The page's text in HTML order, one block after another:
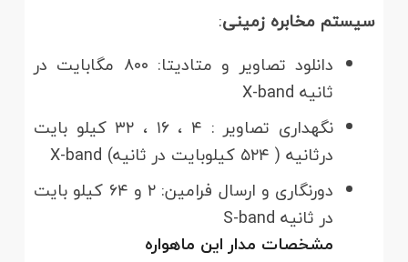
سیستم مخابره زمینی:
دانلود تصاویر و متادیتا: ۸۰۰ مگابایت در
ثانیه X-band
نگهداری تصاویر : ۴ ، ۱۶ ، ۳۲ کیلو بایت
درثانیه ( ۵۲۴ کیلوبایت در ثانیه) X-band
دورنگاری و ارسال فرامین: ۲ و ۶۴ کیلو بایت
در ثانیه S-band
مشخصات مدار این ماهواره